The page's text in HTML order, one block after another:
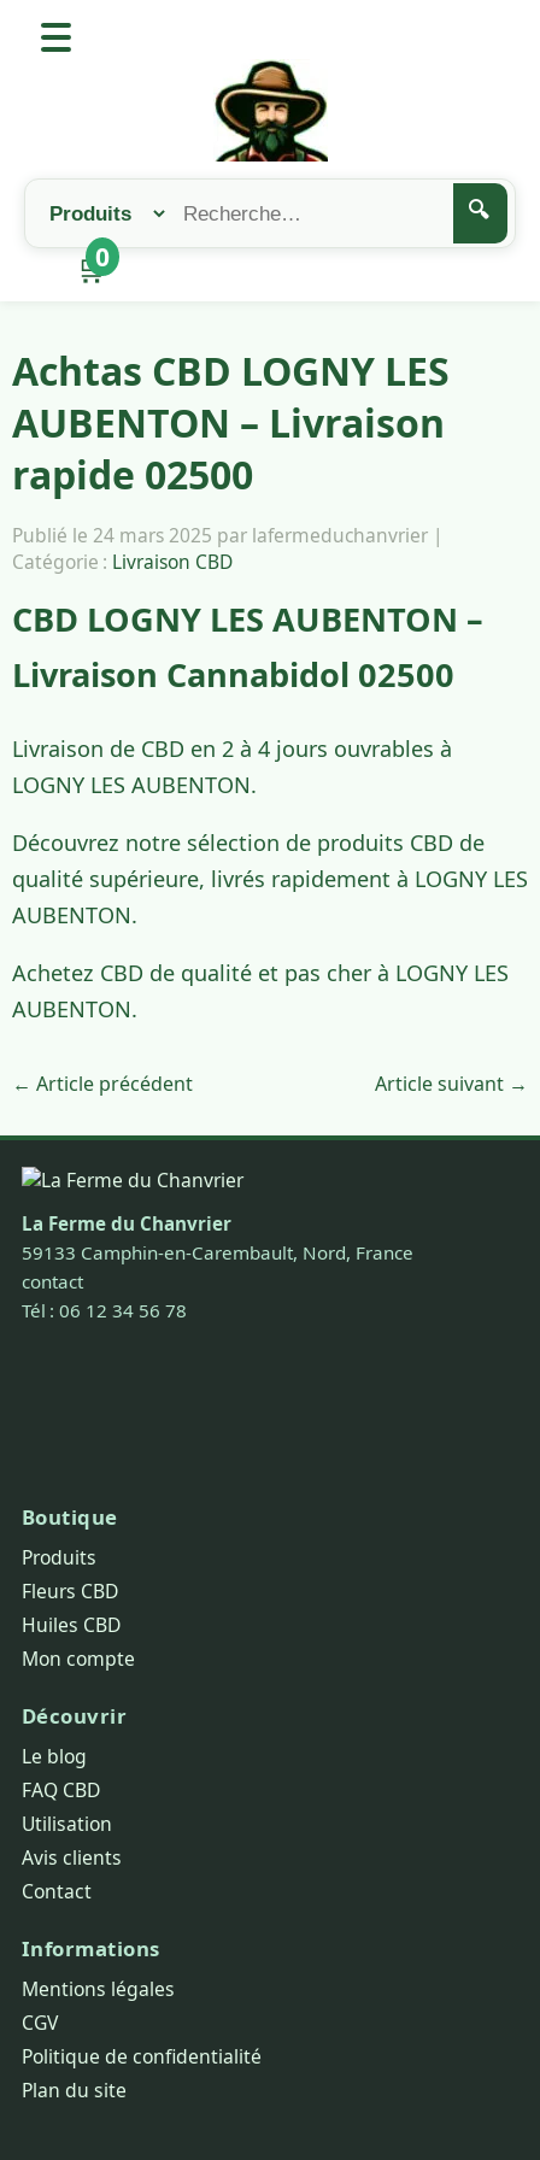
🔍
🛒
0
Achtas CBD LOGNY LES
AUBENTON – Livraison
rapide 02500
Publié le 24 mars 2025 par lafermeduchanvrier |
Catégorie : Livraison CBD
CBD LOGNY LES AUBENTON –
Livraison Cannabidol 02500
Livraison de CBD en 2 à 4 jours ouvrables à
LOGNY LES AUBENTON.
Découvrez notre sélection de produits CBD de
qualité supérieure, livrés rapidement à LOGNY LES
AUBENTON.
Achetez CBD de qualité et pas cher à LOGNY LES
AUBENTON.
← Article précédent Article suivant →
La Ferme du Chanvrier
59133 Camphin-en-Carembault, Nord, France
contact
Tél : 06 12 34 56 78
Boutique
Produits
Fleurs CBD
Huiles CBD
Mon compte
Découvrir
Le blog
FAQ CBD
Utilisation
Avis clients
Contact
Informations
Mentions légales
CGV
Politique de confidentialité
Plan du site